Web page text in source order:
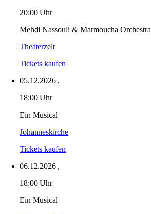
20:00 Uhr
Mehdi Nassouli & Marmoucha Orchestra
Theaterzelt
Tickets kaufen
05.12.2026 ,
18:00 Uhr
Ein Musical
Johanneskirche
Tickets kaufen
06.12.2026 ,
18:00 Uhr
Ein Musical